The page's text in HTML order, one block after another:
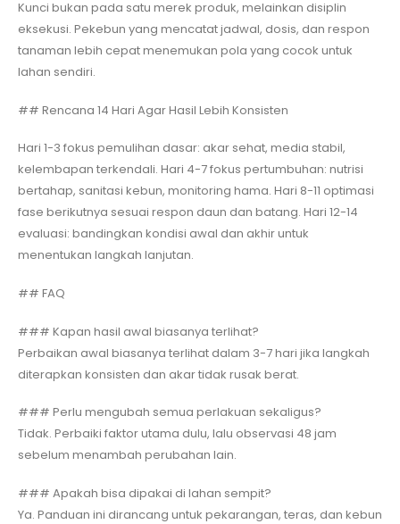
Kunci bukan pada satu merek produk, melainkan disiplin
eksekusi. Pekebun yang mencatat jadwal, dosis, dan respon
tanaman lebih cepat menemukan pola yang cocok untuk
lahan sendiri.
## Rencana 14 Hari Agar Hasil Lebih Konsisten
Hari 1-3 fokus pemulihan dasar: akar sehat, media stabil,
kelembapan terkendali. Hari 4-7 fokus pertumbuhan: nutrisi
bertahap, sanitasi kebun, monitoring hama. Hari 8-11 optimasi
fase berikutnya sesuai respon daun dan batang. Hari 12-14
evaluasi: bandingkan kondisi awal dan akhir untuk
menentukan langkah lanjutan.
## FAQ
### Kapan hasil awal biasanya terlihat?
Perbaikan awal biasanya terlihat dalam 3-7 hari jika langkah
diterapkan konsisten dan akar tidak rusak berat.
### Perlu mengubah semua perlakuan sekaligus?
Tidak. Perbaiki faktor utama dulu, lalu observasi 48 jam
sebelum menambah perubahan lain.
### Apakah bisa dipakai di lahan sempit?
Ya. Panduan ini dirancang untuk pekarangan, teras, dan kebun